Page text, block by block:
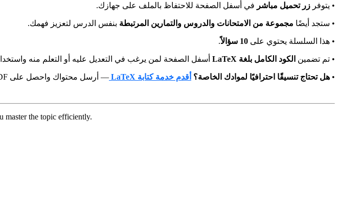
• يتوفر زر تحميل مباشر في أسفل الصفحة للاحتفاظ بالملف على جهازك.
• ستجد أيضًا مجموعة من الامتحانات والدروس والتمارين المرتبطة بنفس الدرس لتعزيز فهمك.
• هذا السلسلة يحتوي على 10 سؤالاً .
• تم تضمين الكود الكامل بلغة LaTeX أسفل الصفحة لمن يرغب في التعديل عليه أو التعلم منه
• هل تحتاج تنسيقًا احترافيًا لموادك الخاصة؟ أقدم خدمة كتابة LaTeX — أرسل محتواك واحصل على PDF نظيف وملف مصدر بسعر رمزي.
master the topic efficiently.